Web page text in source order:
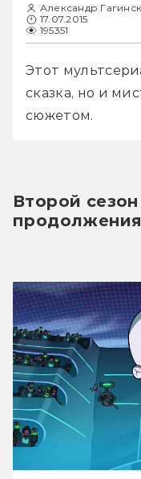
Александр
17.07.2015
195351
Этот
сказка, но и
сюжетом.
Второй
продолжения